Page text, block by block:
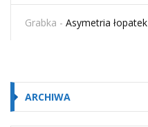
Grabka - Asymetria łopatek
ARCHIWA